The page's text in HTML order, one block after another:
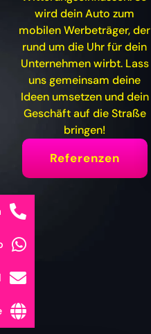
wird dein Auto zum
mobilen Werbeträger, der
rund um die Uhr für dein
Unternehmen wirbt. Lass
uns gemeinsam deine
Ideen umsetzen und dein
Geschäft auf die Straße
bringen!
Referenzen